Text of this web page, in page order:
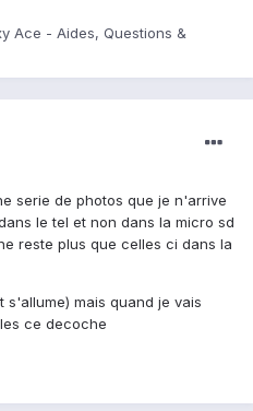
Ace - Aides, Questions &
serie de photos que je n'arrive
le tel et non dans la micro sd
reste plus que celles ci dans la
mais quand je vais
ce decoche